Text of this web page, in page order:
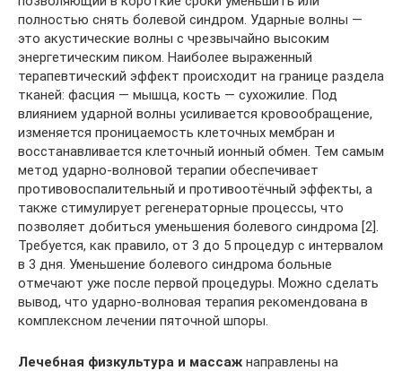
полностью снять болевой синдром. Ударные волны —
это акустические волны с чрезвычайно высоким
энергетическим пиком. Наиболее выраженный
терапевтический эффект происходит на границе раздела
тканей: фасция — мышца, кость — сухожилие. Под
влиянием ударной волны усиливается кровообращение,
изменяется проницаемость клеточных мембран и
восстанавливается клеточный ионный обмен. Тем самым
метод ударно-волновой терапии обеспечивает
противовоспалительный и противоотёчный эффекты, а
также стимулирует регенераторные процессы, что
позволяет добиться уменьшения болевого синдрома [2].
Требуется, как правило, от 3 до 5 процедур с интервалом
в 3 дня. Уменьшение болевого синдрома больные
отмечают уже после первой процедуры. Можно сделать
вывод, что ударно-волновая терапия рекомендована в
комплексном лечении пяточной шпоры.
Лечебная физкультура и массаж направлены на